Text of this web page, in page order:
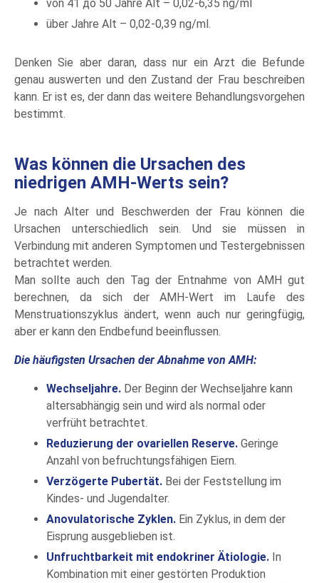
von 41 до 50 Jahre Alt – 0,02-6,35 ng/ml
über Jahre Alt – 0,02-0,39 ng/ml.
Denken Sie aber daran, dass nur ein Arzt die Befunde
genau auswerten und den Zustand der Frau beschreiben
kann. Er ist es, der dann das weitere Behandlungsvorgehen
bestimmt.
Was können die Ursachen des
niedrigen AMH-Werts sein?
Je nach Alter und Beschwerden der Frau können die
Ursachen unterschiedlich sein. Und sie müssen in
Verbindung mit anderen Symptomen und Testergebnissen
betrachtet werden.
Man sollte auch den Tag der Entnahme von AMH gut
berechnen, da sich der AMH-Wert im Laufe des
Menstruationszyklus ändert, wenn auch nur geringfügig,
aber er kann den Endbefund beeinflussen.
Die häufigsten Ursachen der Abnahme von AMH:
Wechseljahre. Der Beginn der Wechseljahre kann
altersabhängig sein und wird als normal oder
verfrüht betrachtet.
Reduzierung der ovariellen Reserve. Geringe
Anzahl von befruchtungsfähigen Eiern.
Verzögerte Pubertät. Bei der Feststellung im
Kindes- und Jugendalter.
Anovulatorische Zyklen. Ein Zyklus, in dem der
Eisprung ausgeblieben ist.
Unfruchtbarkeit mit endokriner Ätiologie. In
Kombination mit einer gestörten Produktion